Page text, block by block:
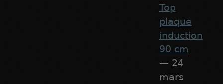
Top
plaque
induction
90 cm
— 24
mars